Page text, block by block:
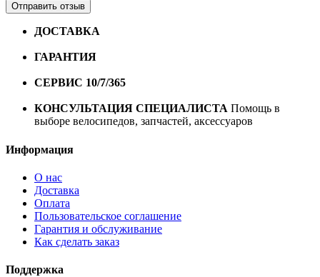
Отправить отзыв
ДОСТАВКА
ГАРАНТИЯ
СЕРВИС 10/7/365
КОНСУЛЬТАЦИЯ СПЕЦИАЛИСТА Помощь в
выборе велосипедов, запчастей, аксессуаров
Информация
О нас
Доставка
Оплата
Пользовательское соглашение
Гарантия и обслуживание
Как сделать заказ
Поддержка